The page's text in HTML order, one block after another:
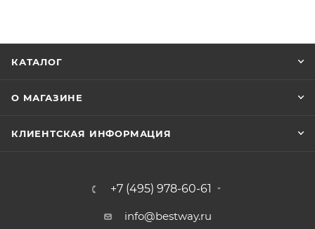
КАТАЛОГ
О МАГАЗИНЕ
КЛИЕНТСКАЯ ИНФОРМАЦИЯ
+7 (495) 978-60-61
info@bestway.ru